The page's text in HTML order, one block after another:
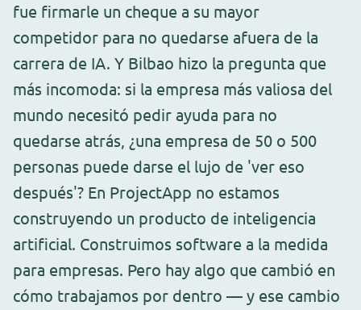
fue firmarle un cheque a su mayor
competidor para no quedarse afuera de la
carrera de IA. Y Bilbao hizo la pregunta que
más incomoda: si la empresa más valiosa del
mundo necesitó pedir ayuda para no
quedarse atrás, ¿una empresa de 50 o 500
personas puede darse el lujo de 'ver eso
después'? En ProjectApp no estamos
construyendo un producto de inteligencia
artificial. Construimos software a la medida
para empresas. Pero hay algo que cambió en
cómo trabajamos por dentro — y ese cambio